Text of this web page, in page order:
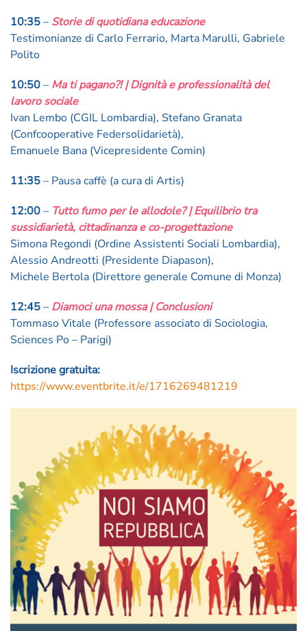
10:35– Storie di quotidiana educazione
Testimonianze di Carlo Ferrario, Marta Marulli, Gabriele
Polito
10:50– Ma ti pagano?! | Dignità e professionalità del
lavoro sociale
Ivan Lembo (CGIL Lombardia), Stefano Granata
(Confcooperative Federsolidarietà),
Emanuele Bana (Vicepresidente Comin)
11:35– Pausa caffè (a cura di Artis)
12:00– Tutto fumo per le allodole? | Equilibrio tra
sussidiarietà, cittadinanza e co-progettazione
Simona Regondi (Ordine Assistenti Sociali Lombardia),
Alessio Andreotti (Presidente Diapason),
Michele Bertola (Direttore generale Comune di Monza)
12:45– Diamoci una mossa | Conclusioni
Tommaso Vitale (Professore associato di Sociologia,
Sciences Po – Parigi)
Iscrizione gratuita:
https://www.eventbrite.it/e/1716269481219